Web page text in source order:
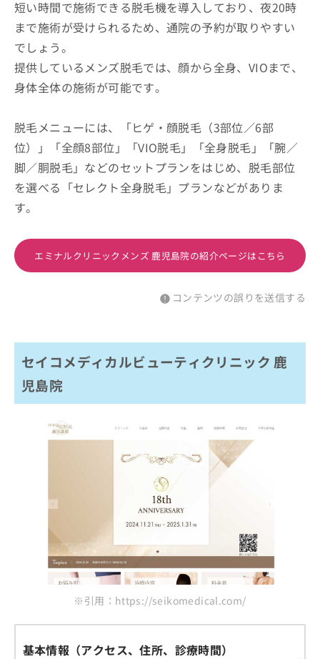
短い時間で施術できる脱毛機を導入しており、夜20時
まで施術が受けられるため、通院の予約が取りやすい
でしょう。
提供しているメンズ脱毛では、顔から全身、VIOまで、
身体全体の施術が可能です。
脱毛メニューには、「ヒゲ・顔脱毛（3部位／6部
位）」「全顔8部位」「VIO脱毛」「全身脱毛」「腕／
脚／胴脱毛」などのセットプランをはじめ、脱毛部位
を選べる「セレクト全身脱毛」プランなどがありま
す。
エミナルクリニックメンズ 鹿児島院の紹介ページはこちら
コンテンツの誤りを送信する
セイコメディカルビューティクリニック 鹿
児島院
※引用：https://seikomedical.com/
基本情報（アクセス、住所、診療時間）